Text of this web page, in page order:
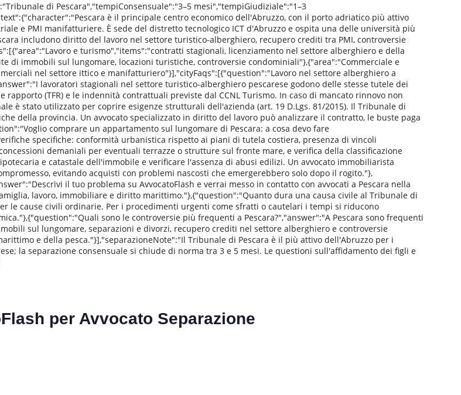
di Pescara","tempiConsensuale":"3–5 mesi","tempiGiudiziale":"1–3
è il principale centro economico dell'Abruzzo, con il porto adriatico più attivo
e PMI manifatturiere. È sede del distretto tecnologico ICT d'Abruzzo e ospita una delle università più
includono diritto del lavoro nel settore turistico-alberghiero, recupero crediti tra PMI, controversie
e turismo","items":"contratti stagionali, licenziamento nel settore alberghiero e della
di immobili sul lungomare, locazioni turistiche, controversie condominiali"},{"area":"Commerciale e
nel settore ittico e manifatturiero"}],"cityFaqs":[{"question":"Lavoro nel settore alberghiero a
lavoratori stagionali nel settore turistico-alberghiero pescarese godono delle stesse tutele dei
(TFR) e le indennità contrattuali previste dal CCNL Turismo. In caso di mancato rinnovo non
è stato utilizzato per coprire esigenze strutturali dell'azienda (art. 19 D.Lgs. 81/2015). Il Tribunale di
della provincia. Un avvocato specializzato in diritto del lavoro può analizzare il contratto, le buste paga
comprare un appartamento sul lungomare di Pescara: a cosa devo fare
specifiche: conformità urbanistica rispetto ai piani di tutela costiera, presenza di vincoli
demaniali per eventuali terrazze o strutture sul fronte mare, e verifica della classificazione
e catastale dell'immobile e verificare l'assenza di abusi edilizi. Un avvocato immobiliarista
evitando acquisti con problemi nascosti che emergerebbero solo dopo il rogito."},
il tuo problema su AvvocatoFlash e verrai messo in contatto con avvocati a Pescara nella
lavoro, immobiliare e diritto marittimo."},{"question":"Quanto dura una causa civile al Tribunale di
le cause civili ordinarie. Per i procedimenti urgenti come sfratti o cautelari i tempi si riducono
sono le controversie più frequenti a Pescara?","answer":"A Pescara sono frequenti
sul lungomare, separazioni e divorzi, recupero crediti nel settore alberghiero e controversie
e della pesca."}],"separazioneNote":"Il Tribunale di Pescara è il più attivo dell'Abruzzo per i
la separazione consensuale si chiude di norma tra 3 e 5 mesi. Le questioni sull'affidamento dei figli e
per Avvocato Separazione